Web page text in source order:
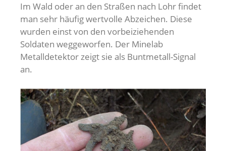
Im Wald oder an den Straßen nach Lohr findet
man sehr häufig wertvolle Abzeichen. Diese
wurden einst von den vorbeiziehenden
Soldaten weggeworfen. Der Minelab
Metalldetektor zeigt sie als Buntmetall-Signal
an.